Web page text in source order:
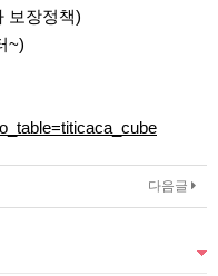
보장정책)
~)
다음글